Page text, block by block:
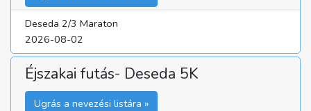
Deseda 2/3 Maraton
2026-08-02
Éjszakai futás- Deseda 5K
Ugrás a nevezési listára »